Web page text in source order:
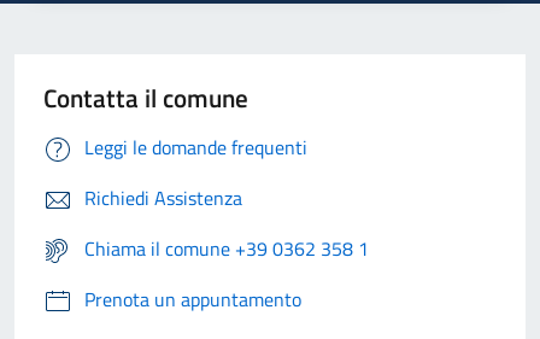
Contatta il comune
Leggi le domande frequenti
Richiedi Assistenza
Chiama il comune +39 0362 358 1
Prenota un appuntamento